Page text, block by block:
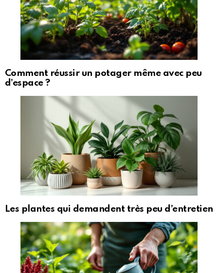
Comment réussir un potager même avec peu
d’espace ?
Les plantes qui demandent très peu d’entretien